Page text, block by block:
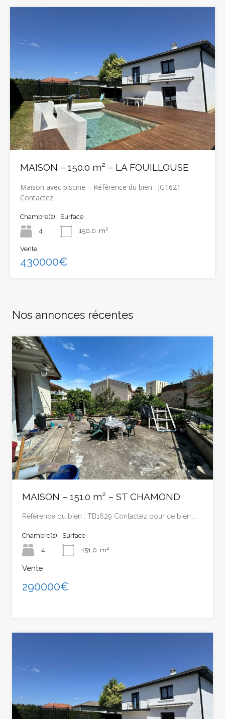
MAISON – 150.0 m² – LA FOUILLOUSE
Maison avec piscine – Référence du bien : JG1621
Contactez…
Chambre(s)
4
Surface
150.0 m²
Vente
430000€
Nos annonces récentes
MAISON – 151.0 m² – ST CHAMOND
Référence du bien : TB1629 Contactez pour ce bien :…
Chambre(s)
4
Surface
151.0 m²
Vente
290000€